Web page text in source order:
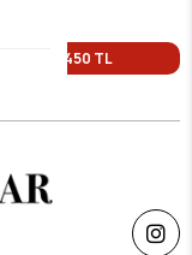
Tek Fiyat 450 TL